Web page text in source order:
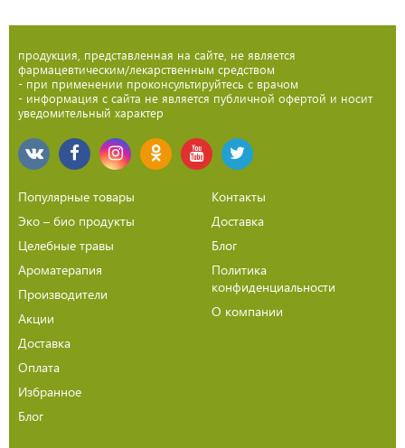
продукция, представленная на сайте, не является
фармацевтическим/лекарственным средством
- при применении проконсультируйтесь с врачом
- информация с сайта не является публичной офертой и носит
уведомительный характер
Популярные товары
Эко – био продукты
Целебные травы
Ароматерапия
Производители
Акции
Доставка
Оплата
Избранное
Блог
Контакты
Доставка
Блог
Политика
конфиденциальности
О компании